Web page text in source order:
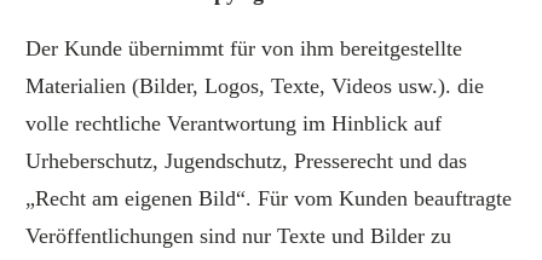
Der Kunde übernimmt für von ihm bereitgestellte
Materialien (Bilder, Logos, Texte, Videos usw.). die
volle rechtliche Verantwortung im Hinblick auf
Urheberschutz, Jugendschutz, Presserecht und das
„Recht am eigenen Bild“. Für vom Kunden beauftragte
Veröffentlichungen sind nur Texte und Bilder zu